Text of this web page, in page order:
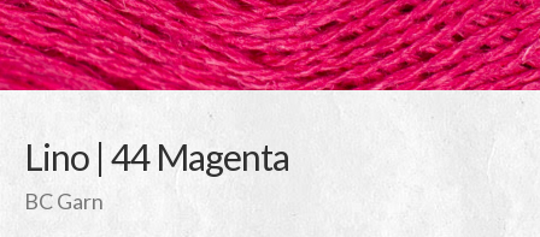
Lino | 44 Magenta
BC Garn